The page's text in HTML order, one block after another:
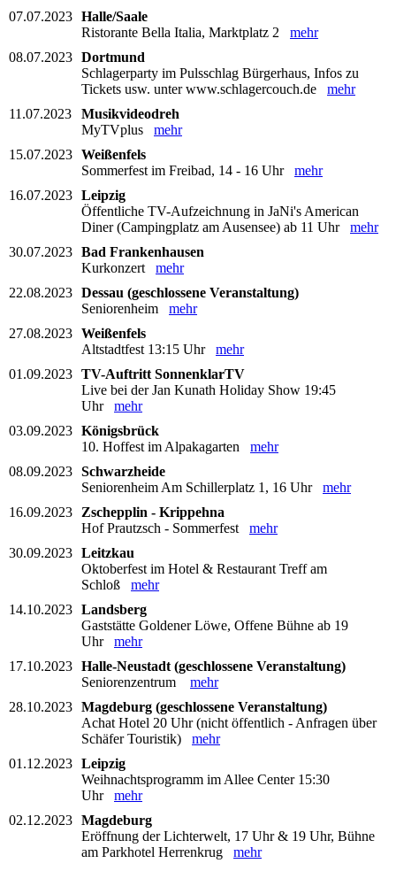
07.07.2023 Halle/Saale
Ristorante Bella Italia, Marktplatz 2 mehr
08.07.2023 Dortmund
Schlagerparty im Pulsschlag Bürgerhaus, Infos zu
Tickets usw. unter www.schlagercouch.de mehr
11.07.2023
Musikvideodreh
MyTVplus mehr
15.07.2023 Weißenfels
Sommerfest im Freibad, 14 - 16 Uhr mehr
16.07.2023 Leipzig
Öffentliche TV-Aufzeichnung in JaNi's American
Diner (Campingplatz am Ausensee) ab 11 Uhr mehr
30.07.2023 Bad Frankenhausen
Kurkonzert mehr
22.08.2023 Dessau (geschlossene Veranstaltung)
Seniorenheim mehr
27.08.2023 Weißenfels
Altstadtfest 13:15 Uhr mehr
01.09.2023 TV-Auftritt SonnenklarTV
Live bei der Jan Kunath Holiday Show 19:45
Uhr mehr
03.09.2023 Königsbrück
10. Hoffest im Alpakagarten mehr
08.09.2023 Schwarzheide
Seniorenheim Am Schillerplatz 1, 16 Uhr mehr
16.09.2023
Zschepplin - Krippehna
Hof Prautzsch - Sommerfest mehr
30.09.2023 Leitzkau
Oktoberfest im Hotel & Restaurant Treff am
Schloß mehr
14.10.2023 Landsberg
Gaststätte Goldener Löwe, Offene Bühne ab 19
Uhr mehr
17.10.2023 Halle-Neustadt (geschlossene Veranstaltung)
Seniorenzentrum mehr
28.10.2023 Magdeburg (geschlossene Veranstaltung)
Achat Hotel 20 Uhr (nicht öffentlich - Anfragen über
Schäfer Touristik) mehr
01.12.2023 Leipzig
Weihnachtsprogramm im Allee Center 15:30
Uhr mehr
02.12.2023 Magdeburg
Eröffnung der Lichterwelt, 17 Uhr & 19 Uhr, Bühne
am Parkhotel Herrenkrug mehr